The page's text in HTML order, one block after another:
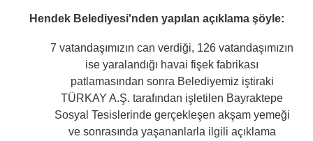
Hendek Belediyesi'nden yapılan açıklama şöyle:
7 vatandaşımızın can verdiği, 126 vatandaşımızın
ise yaralandığı havai fişek fabrikası
patlamasından sonra Belediyemiz iştiraki
TÜRKAY A.Ş. tarafından işletilen Bayraktepe
Sosyal Tesislerinde gerçekleşen akşam yemeği
ve sonrasında yaşananlarla ilgili açıklama